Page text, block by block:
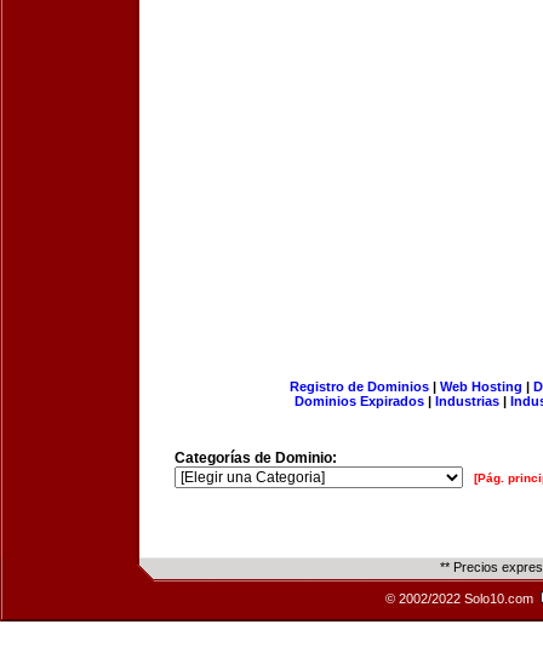
Registro de Dominios| Web Hosting |
Dominios Expirados | Industrias |
Categorías de Dominio:
[Pág.
** Precios
© 2002/2022 Solo10.com